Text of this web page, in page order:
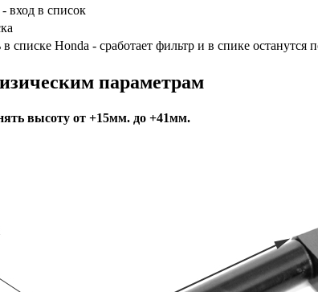
вход в список
списке Honda - сработает фильтр и в спике останутся
параметрам
высоту от +15мм. до +41мм.